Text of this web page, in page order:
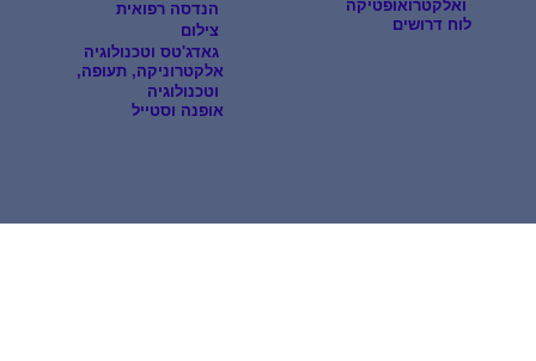
הנדסה רפואית
צילום
גאדג'טס וטכנולוגיה
אלקטרוניקה, תעופה,
וטכנולוגיה
אופנה וסטייל
ואלקטרואופטיקה
לוח דרושים